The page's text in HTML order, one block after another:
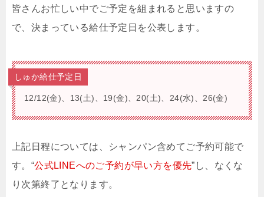
皆さんお忙しい中でご予定を組まれると思いますの
で、決まっている給仕予定日を公表します。
しゅか給仕予定日
12/12(金)、13(土)、19(金)、20(土)、24(水)、26(金)
上記日程については、シャンパン含めてご予約可能で
す。“公式LINEへのご予約が早い方を優先”し、なくな
り次第終了となります。